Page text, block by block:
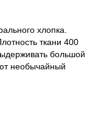
хлопка.
ткани 400
большой
необычайный